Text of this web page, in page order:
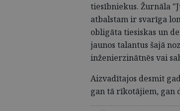
tiesībniekus. Žurnāla
atbalstam ir svarīga
obligāta tiesiskas un
jaunos talantus šajā
inženierzinātnēs vai
Aizvadītajos desmit
gan tā rīkotājiem, gan